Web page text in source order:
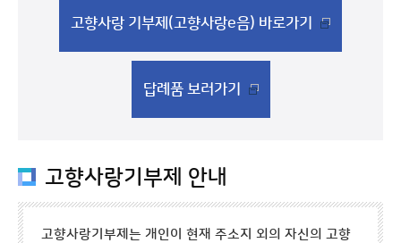
고향사랑 기부제(고향사랑e음) 바로가기
답례품 보러가기
고향사랑기부제 안내
고향사랑기부제는 개인이 현재 주소지 외의 자신의 고향